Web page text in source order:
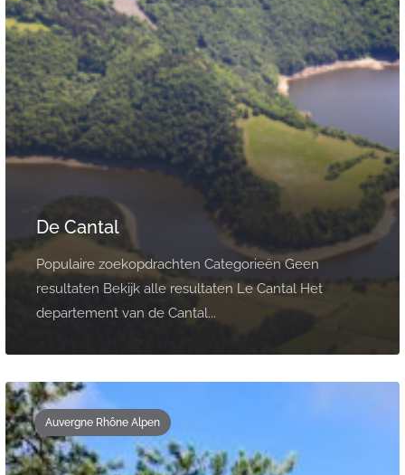
De Cantal
Populaire zoekopdrachten Categorieën Geen
resultaten Bekijk alle resultaten Le Cantal Het
departement van de Cantal...
Auvergne Rhône Alpen